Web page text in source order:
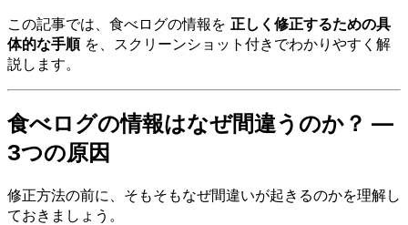
この記事では、食べログの情報を 正しく修正するための具
体的な手順を、スクリーンショット付きでわかりやすく解
説します。
食べログの情報はなぜ間違うのか？ —
3つの原因
修正方法の前に、そもそもなぜ間違いが起きるのかを理解し
ておきましょう。